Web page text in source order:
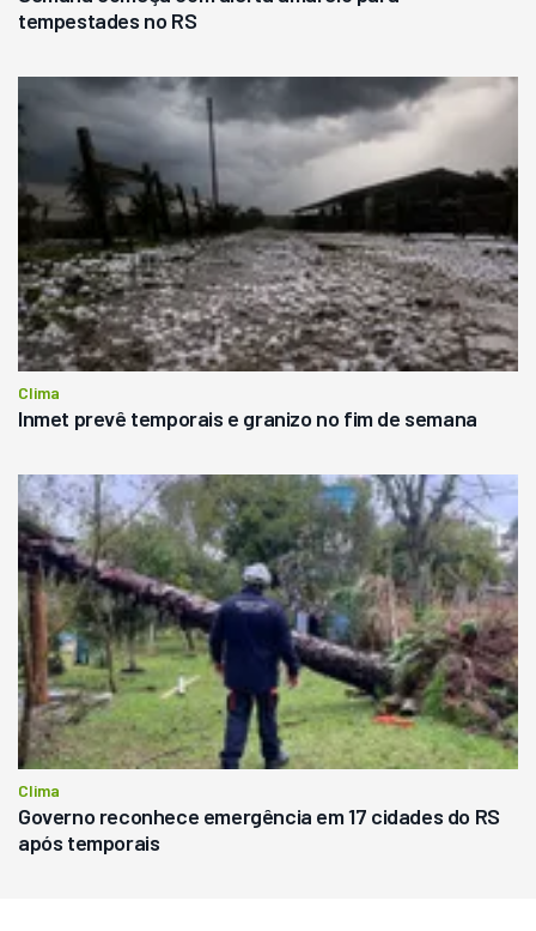
tempestades no RS
Clima
Inmet prevê temporais e granizo no fim de semana
Clima
Governo reconhece emergência em 17 cidades do RS
após temporais